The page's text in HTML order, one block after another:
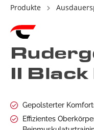
Zur Kategorie
Ausdauersport
Heimtrainer /
Crosstrainer
Rudergeräte
Zur Kategorie
Christopeit-
Produkte
II
Gepolsterter
Effizientes